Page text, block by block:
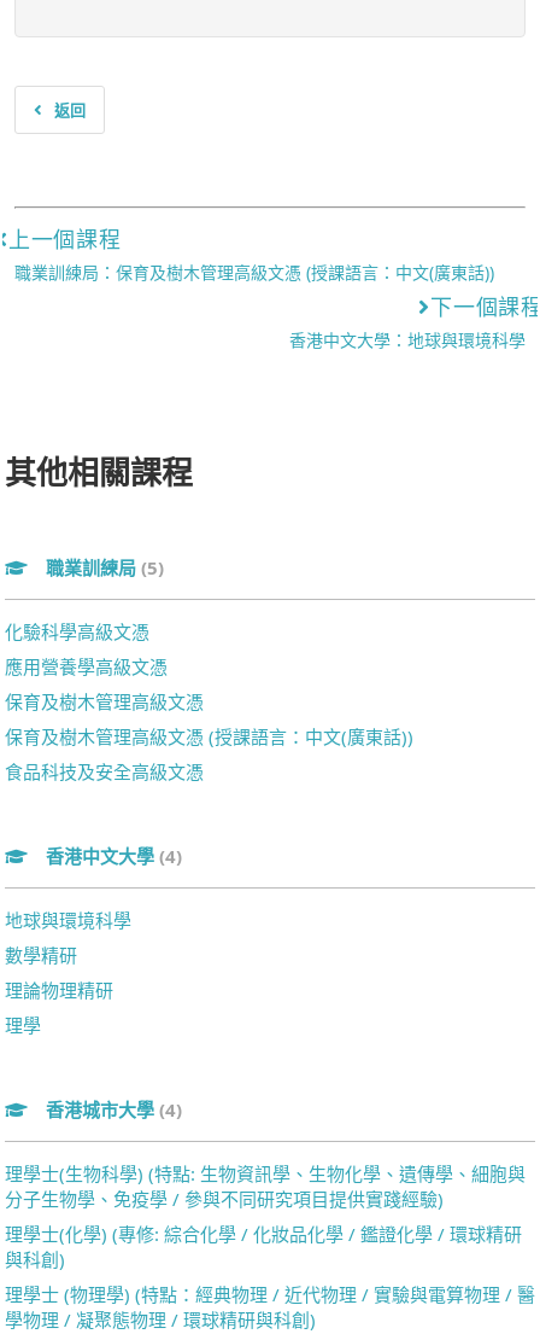
返回
上一個課程
職業訓練局：保育及樹木管理高級文憑 (授課語言：中文(廣東話))
下一個課
香港中文大學：地球與環境科學
其他相關課程
職業訓練局 (5)
化驗科學高級文憑
應用營養學高級文憑
保育及樹木管理高級文憑
保育及樹木管理高級文憑 (授課語言：中文(廣東話))
食品科技及安全高級文憑
香港中文大學 (4)
地球與環境科學
數學精研
理論物理精研
理學
香港城市大學 (4)
理學士(生物科學) (特點: 生物資訊學、生物化學、遺傳學、細胞與
分子生物學、免疫學 / 參與不同研究項目提供實踐經驗)
理學士(化學) (專修: 綜合化學 / 化妝品化學 / 鑑證化學 / 環球精研
與科創)
理學士 (物理學) (特點：經典物理 / 近代物理 / 實驗與電算物理 / 醫
學物理 / 凝聚態物理 / 環球精研與科創)